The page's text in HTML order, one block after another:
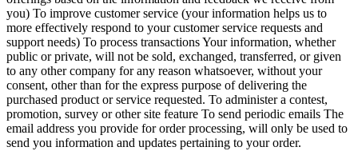
you) To improve customer service (your information helps us to
more effectively respond to your customer service requests and
support needs) To process transactions Your information, whether
public or private, will not be sold, exchanged, transferred, or given
to any other company for any reason whatsoever, without your
consent, other than for the express purpose of delivering the
purchased product or service requested. To administer a contest,
promotion, survey or other site feature To send periodic emails The
email address you provide for order processing, will only be used to
send you information and updates pertaining to your order.